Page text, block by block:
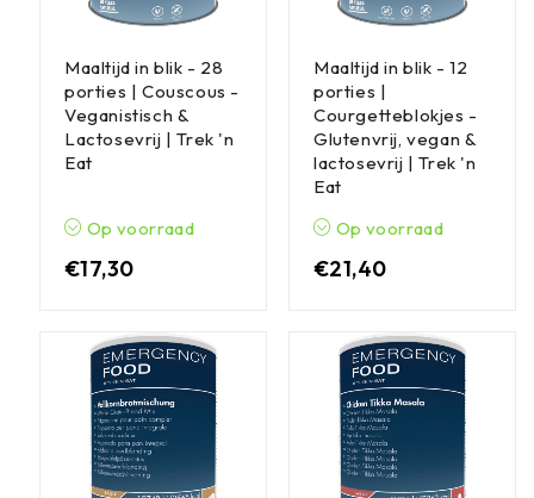
Maaltijd in blik - 28
porties | Couscous -
Veganistisch &
Lactosevrij | Trek 'n
Eat
Op voorraad
€17,30
Maaltijd in blik - 12
porties |
Courgetteblokjes -
Glutenvrij, vegan &
lactosevrij | Trek 'n
Eat
Op voorraad
€21,40